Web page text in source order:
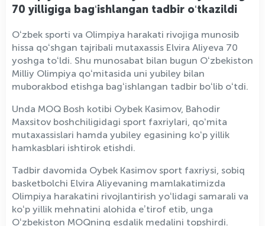
70 yilligiga bagʻishlangan tadbir oʻtkazildi
Oʻzbek sporti va Olimpiya harakati rivojiga munosib
hissa qoʻshgan tajribali mutaxassis Elvira Aliyeva 70
yoshga toʻldi. Shu munosabat bilan bugun Oʻzbekiston
Milliy Olimpiya qoʻmitasida uni yubiley bilan
muborakbod etishga bagʻishlangan tadbir boʻlib oʻtdi.
Unda MOQ Bosh kotibi Oybek Kasimov, Bahodir
Maxsitov boshchiligidagi sport faxriylari, qoʻmita
mutaxassislari hamda yubiley egasining koʻp yillik
hamkasblari ishtirok etishdi.
Tadbir davomida Oybek Kasimov sport faxriysi, sobiq
basketbolchi Elvira Aliyevaning mamlakatimizda
Olimpiya harakatini rivojlantirish yoʻlidagi samarali va
koʻp yillik mehnatini alohida eʼtirof etib, unga
Oʻzbekiston MOQning esdalik medalini topshirdi.